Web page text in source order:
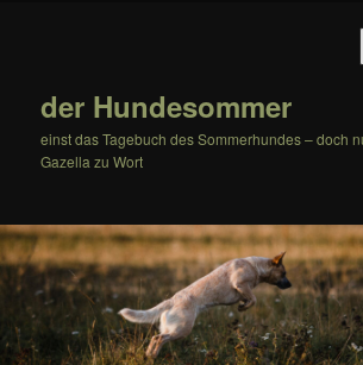
der Hundesommer
einst das Tagebuch des Sommerhundes – doch
Gazella zu Wort